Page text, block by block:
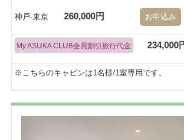
神戸-東京 260,000円 お申込み
My ASUKA CLUB会員割引旅行代金 234,000
※こちらのキャビンは1名様/1室専用です。